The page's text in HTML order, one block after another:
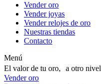
Vender oro
Vender joyas
Vender relojes de oro
Nuestras tiendas
Contacto
Menú
El valor de tu oro, a otro nivel
Vender oro